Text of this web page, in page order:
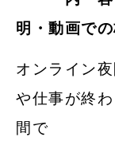
明・動画で
オンライン
や仕事が終
間で